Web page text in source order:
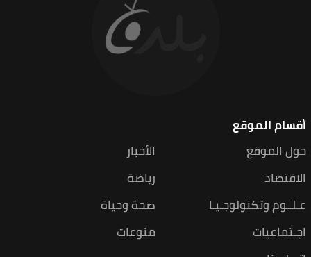
أقسام الموقع
حول الموقع
الأخبار
الاقتصاد
رياضة
عـلــوم وتكنولوجـيـا
صحة وحياة
اجـتماعيات
منوعات